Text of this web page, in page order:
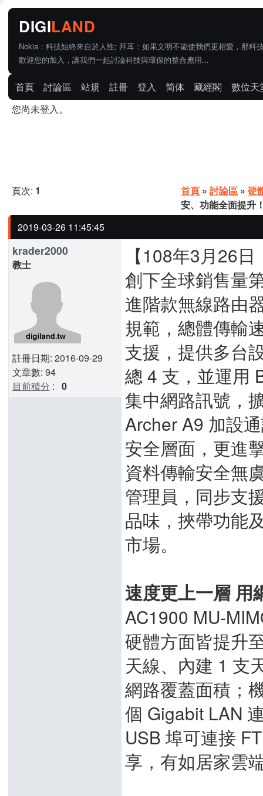
Nokia：科技始終來自於人性; 拜耳：如果文明不能使我們更相愛，那科
歡迎您的加入，讓我們一起討論科技與環保的整合應用...
首頁 討論區 站規 註冊 登入 简体 藏經閣
數位天
您尚未登入。
頁次: 1 首頁 » 討論區 » 硬
安、功能全面提升
2019-03-26 11:45:45
krader2000
教士
註冊日期: 2016-09-29
文章數: 94
目前積分 : 0
【108年3月26
創下全球銷售量
進階款無線路由
規範，總體傳輸
支援，提供多台
總 4 支，並運用
集中網路訊號，
Archer A9 加設
安全層面，更進
資料傳輸安全無
管理員，同步支
品味，挾帶功能
市場。
速度更上一層 用
AC1900 MU-
硬體方面皆提升
天線、內建 1 支
網路覆蓋面積；
個 Gigabit LAN
USB 埠可連接
享，有如居家雲